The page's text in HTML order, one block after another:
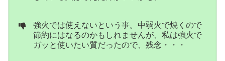
強火では使えないという事。中弱火で焼くので
節約にはなるのかもしれませんが、私は強火で
ガッと使いたい質だったので、残念・・・